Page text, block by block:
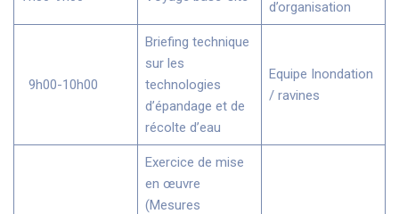
d’organisation
9h00-10h00
Briefing technique
sur les
technologies
d’épandage et de
récolte d’eau
Equipe Inondation
/ ravines
Exercice de mise
en œuvre
(Mesures